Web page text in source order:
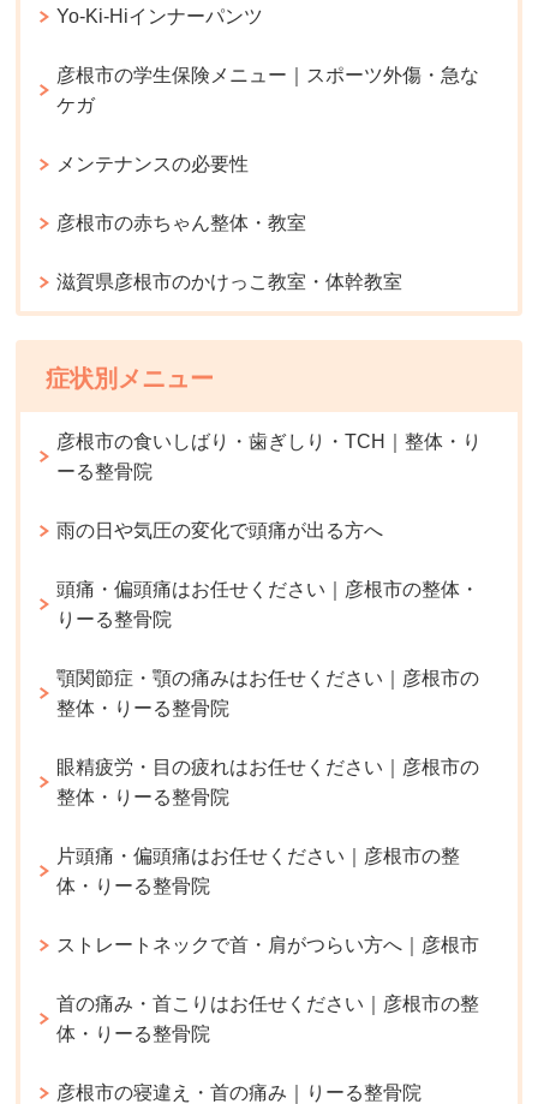
Yo-Ki-Hiインナーパンツ
彦根市の学生保険メニュー｜スポーツ外傷・急な
ケガ
メンテナンスの必要性
彦根市の赤ちゃん整体・教室
滋賀県彦根市のかけっこ教室・体幹教室
症状別メニュー
彦根市の食いしばり・歯ぎしり・TCH｜整体・り
ーる整骨院
雨の日や気圧の変化で頭痛が出る方へ
頭痛・偏頭痛はお任せください｜彦根市の整体・
りーる整骨院
顎関節症・顎の痛みはお任せください｜彦根市の
整体・りーる整骨院
眼精疲労・目の疲れはお任せください｜彦根市の
整体・りーる整骨院
片頭痛・偏頭痛はお任せください｜彦根市の整
体・りーる整骨院
ストレートネックで首・肩がつらい方へ｜彦根市
首の痛み・首こりはお任せください｜彦根市の整
体・りーる整骨院
彦根市の寝違え・首の痛み｜りーる整骨院